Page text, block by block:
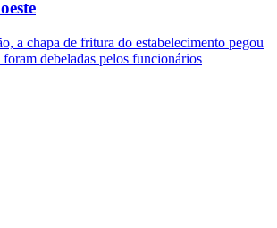
a chapa de fritura do estabelecimento pegou
foram debeladas pelos funcionários